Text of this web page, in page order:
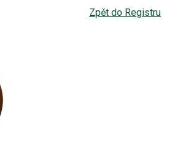
Zpět do Registru